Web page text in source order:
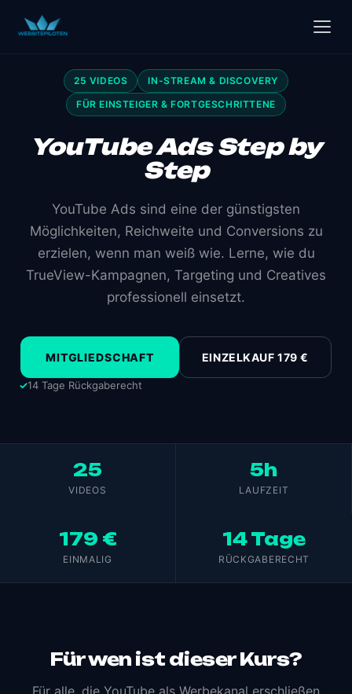
25 VIDEOS
IN-STREAM & DISCOVERY
FÜR EINSTEIGER & FORTGESCHRITTENE
YouTube Ads Step by
Step
YouTube Ads sind eine der günstigsten
Möglichkeiten, Reichweite und Conversions zu
erzielen, wenn man weiß wie. Lerne, wie du
TrueView-Kampagnen, Targeting und Creatives
professionell einsetzt.
MITGLIEDSCHAFT EINZELKAUF179 €
14 Tage Rückgaberecht
25
VIDEOS
5h
LAUFZEIT
179 €
EINMALIG
14 Tage
RÜCKGABERECHT
Für wen ist dieser Kurs?
Für alle, die YouTube als Werbekanal erschließen